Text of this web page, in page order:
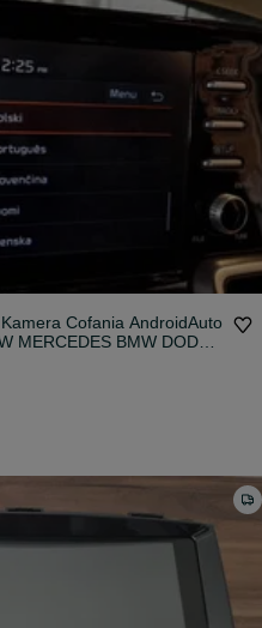
Cofania AndroidAuto
MERCEDES BMW DODGE
HYUNDAI MAZDA FORD